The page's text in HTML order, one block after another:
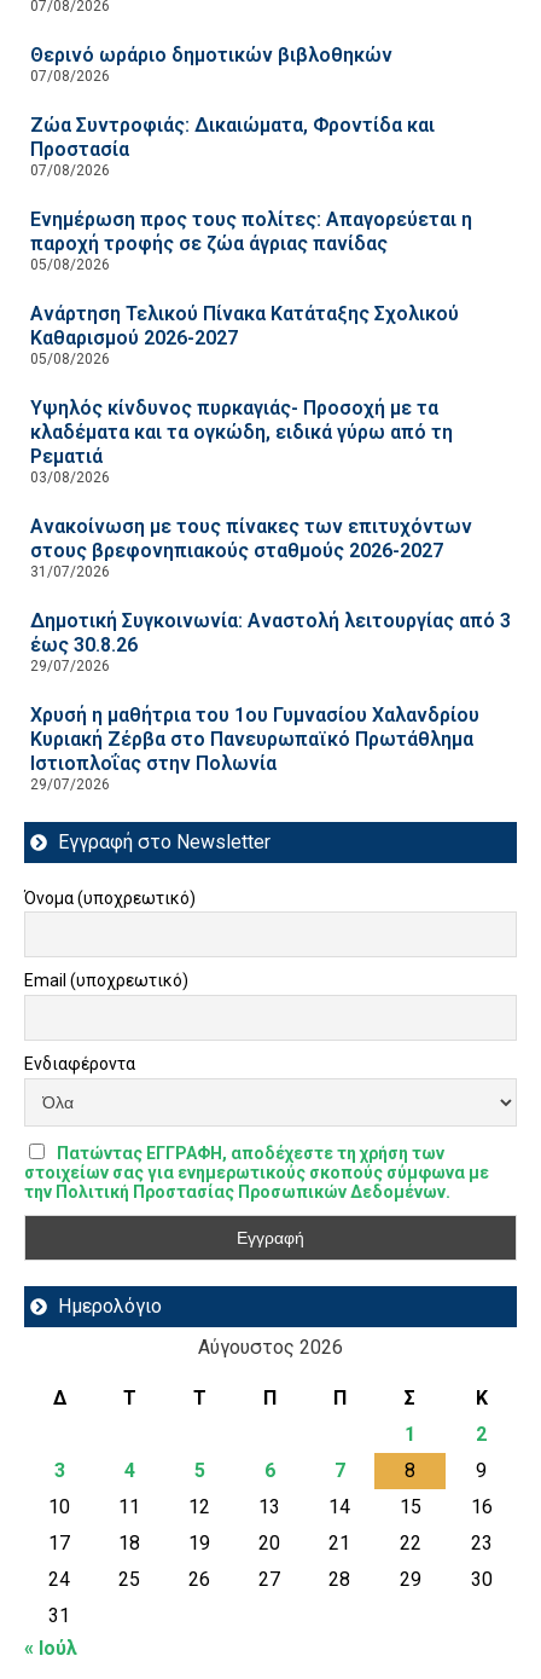
07/08/2026
Θερινό ωράριο δημοτικών βιβλοθηκών
07/08/2026
Ζώα Συντροφιάς: Δικαιώματα, Φροντίδα και
Προστασία
07/08/2026
Ενημέρωση προς τους πολίτες: Απαγορεύεται η
παροχή τροφής σε ζώα άγριας πανίδας
05/08/2026
Ανάρτηση Τελικού Πίνακα Κατάταξης Σχολικού
Καθαρισμού 2026-2027
05/08/2026
Υψηλός κίνδυνος πυρκαγιάς- Προσοχή με τα
κλαδέματα και τα ογκώδη, ειδικά γύρω από τη
Ρεματιά
03/08/2026
Ανακοίνωση με τους πίνακες των επιτυχόντων
στους βρεφονηπιακούς σταθμούς 2026-2027
31/07/2026
Δημοτική Συγκοινωνία: Αναστολή λειτουργίας από 3
έως 30.8.26
29/07/2026
Χρυσή η μαθήτρια του 1ου Γυμνασίου Χαλανδρίου
Κυριακή Ζέρβα στο Πανευρωπαϊκό Πρωτάθλημα
Ιστιοπλοΐας στην Πολωνία
29/07/2026
Εγγραφή στο Newsletter
Όνομα (υποχρεωτικό)
Email (υποχρεωτικό)
Ενδιαφέροντα
Πατώντας ΕΓΓΡΑΦΗ, αποδέχεστε τη χρήση των
στοιχείων σας για ενημερωτικούς σκοπούς σύμφωνα με
την Πολιτική Προστασίας Προσωπικών Δεδομένων.
Ημερολόγιο
Αύγουστος 2026
Δ Τ Τ Π Π Σ
Κ
1
2
3
4 5 6 7 8
9
10
11 12 13 14 15
16
17
18 19 20 21 22
23
24
25 26 27 28 29
30
31
« Ιούλ